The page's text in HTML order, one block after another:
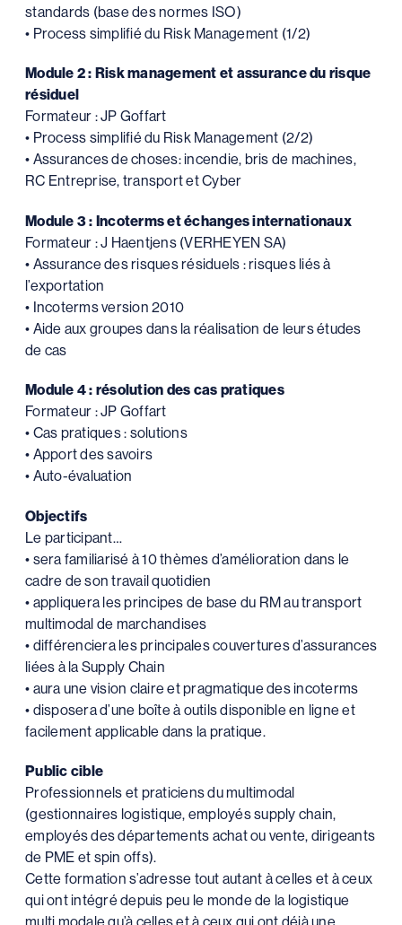
standards (base des normes ISO)
• Process simplifié du Risk Management (1/2)
Module 2 : Risk management et assurance du risque
résiduel
Formateur : JP Goffart
• Process simplifié du Risk Management (2/2)
• Assurances de choses: incendie, bris de machines,
RC Entreprise, transport et Cyber
Module 3 : Incoterms et échanges internationaux
Formateur : J Haentjens (VERHEYEN SA)
• Assurance des risques résiduels : risques liés à
l’exportation
• Incoterms version 2010
• Aide aux groupes dans la réalisation de leurs études
de cas
Module 4 : résolution des cas pratiques
Formateur : JP Goffart
• Cas pratiques : solutions
• Apport des savoirs
• Auto-évaluation
Objectifs
Le participant…
• sera familiarisé à 10 thèmes d’amélioration dans le
cadre de son travail quotidien
• appliquera les principes de base du RM au transport
multimodal de marchandises
• différenciera les principales couvertures d’assurances
liées à la Supply Chain
• aura une vision claire et pragmatique des incoterms
• disposera d’une boîte à outils disponible en ligne et
facilement applicable dans la pratique.
Public cible
Professionnels et praticiens du multimodal
(gestionnaires logistique, employés supply chain,
employés des départements achat ou vente, dirigeants
de PME et spin offs).
Cette formation s’adresse tout autant à celles et à ceux
qui ont intégré depuis peu le monde de la logistique
multi modale qu’à celles et à ceux qui ont déjà une